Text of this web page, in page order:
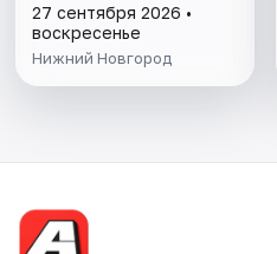
27 сентября 2026 •
воскресенье
Нижний Новгород